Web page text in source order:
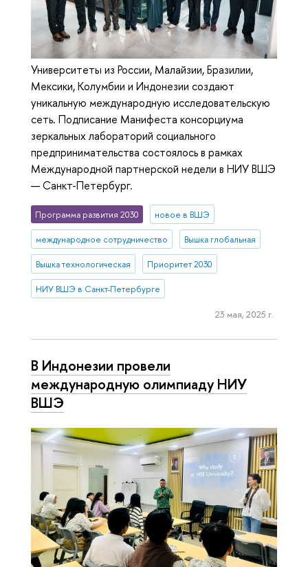
Университеты из России, Малайзии, Бразилии,
Мексики, Колумбии и Индонезии создают
уникальную международную исследовательскую
сеть. Подписание Манифеста консорциума
зеркальных лабораторий социального
предпринимательства состоялось в рамках
Международной партнерской недели в НИУ ВШЭ
— Санкт-Петербург.
Программа развития 2030 новое в ВШЭ
международное сотрудничество Вышка глобальная
Вышка технологическая Приоритет 2030
НИУ ВШЭ в Санкт-Петербурге
23 мая, 2025 г.
В Индонезии провели
международную олимпиаду НИУ
ВШЭ